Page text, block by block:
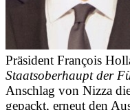
Präsident François
Staatsoberhaupt der
Anschlag von Nizza
gepackt, erneut den